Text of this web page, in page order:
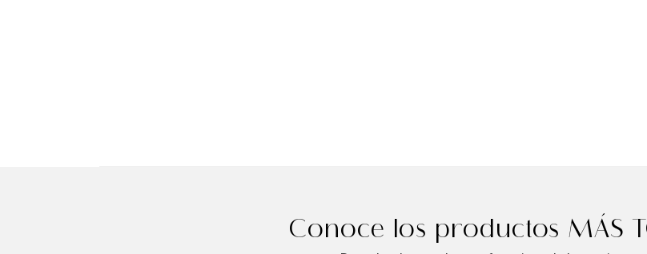
Conoce los productos MÁS